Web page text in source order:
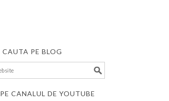
CAUTA PE BLOG
CANALUL DE YOUTUBE